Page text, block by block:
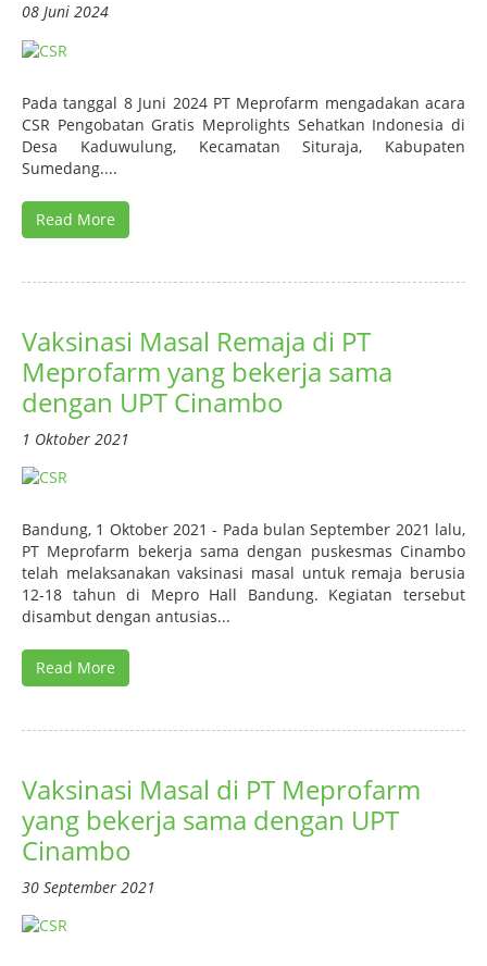
08 Juni 2024
Pada tanggal 8 Juni 2024 PT Meprofarm mengadakan acara
CSR Pengobatan Gratis Meprolights Sehatkan Indonesia di
Desa Kaduwulung, Kecamatan Situraja, Kabupaten
Sumedang....
Read More
Vaksinasi Masal Remaja di PT
Meprofarm yang bekerja sama
dengan UPT Cinambo
1 Oktober 2021
Bandung, 1 Oktober 2021 - Pada bulan September 2021 lalu,
PT Meprofarm bekerja sama dengan puskesmas Cinambo
telah melaksanakan vaksinasi masal untuk remaja berusia
12-18 tahun di Mepro Hall Bandung. Kegiatan tersebut
disambut dengan antusias...
Read More
Vaksinasi Masal di PT Meprofarm
yang bekerja sama dengan UPT
Cinambo
30 September 2021